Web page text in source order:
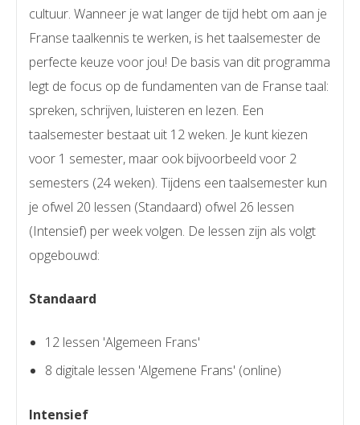
cultuur. Wanneer je wat langer de tijd hebt om aan je
Franse taalkennis te werken, is het taalsemester de
perfecte keuze voor jou! De basis van dit programma
legt de focus op de fundamenten van de Franse taal:
spreken, schrijven, luisteren en lezen. Een
taalsemester bestaat uit 12 weken. Je kunt kiezen
voor 1 semester, maar ook bijvoorbeeld voor 2
semesters (24 weken). Tijdens een taalsemester kun
je ofwel 20 lessen (Standaard) ofwel 26 lessen
(Intensief) per week volgen. De lessen zijn als volgt
opgebouwd:
Standaard
12 lessen 'Algemeen Frans'
8 digitale lessen 'Algemene Frans' (online)
Intensief